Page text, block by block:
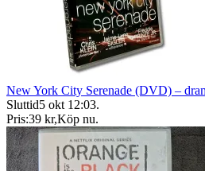
New York City Serenade (DVD) –
Sluttid5 okt 12:03.
Pris:39 kr,Köp nu.